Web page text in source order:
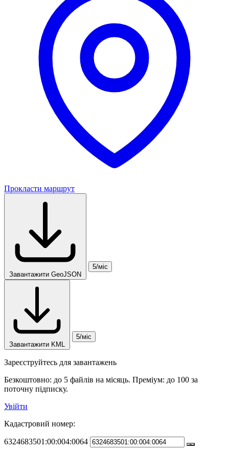
Прокласти маршрут
Завантажити GeoJSON
5/міс
Завантажити KML
5/міс
Зареєструйтесь для завантажень
Безкоштовно: до 5 файлів на місяць. Преміум: до 100 за
поточну підписку.
Увійти
Кадастровий номер:
6324683501:00:004:0064